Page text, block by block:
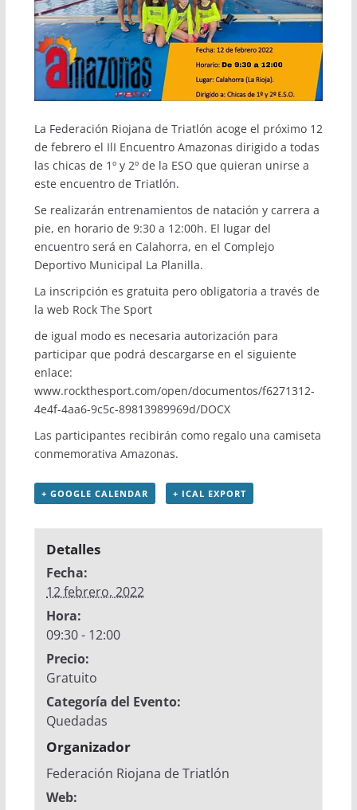
La Federación Riojana de Triatlón acoge el próximo 12
de febrero el IlI Encuentro Amazonas dirigido a todas
las chicas de 1º y 2º de la ESO que quieran unirse a
este encuentro de Triatlón.
Se realizarán entrenamientos de natación y carrera a
pie, en horario de 9:30 a 12:00h. El lugar del
encuentro será en Calahorra, en el Complejo
Deportivo Municipal La Planilla.
La inscripción es gratuita pero obligatoria a través de
la web Rock The Sport
de igual modo es necesaria autorización para
participar que podrá descargarse en el siguiente
enlace:
www.rockthesport.com/open/documentos/f6271312-
4e4f-4aa6-9c5c-89813989969d/DOCX
Las participantes recibirán como regalo una camiseta
conmemorativa Amazonas.
+ GOOGLE CALENDAR + ICAL EXPORT
Detalles
Fecha:
12 febrero, 2022
Hora:
09:30 - 12:00
Precio:
Gratuito
Categoría del Evento:
Quedadas
Organizador
Federación Riojana de Triatlón
Web: